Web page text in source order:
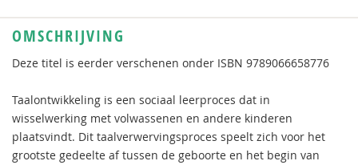
OMSCHRIJVING
Deze titel is eerder verschenen onder ISBN 9789066658776
Taalontwikkeling is een sociaal leerproces dat in
wisselwerking met volwassenen en andere kinderen
plaatsvindt. Dit taalverwervingsproces speelt zich voor het
grootste gedeelte af tussen de geboorte en het begin van